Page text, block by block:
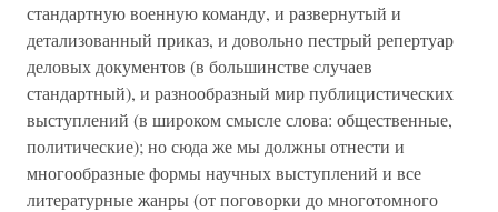
стандартную военную команду, и развернутый и
детализованный приказ, и довольно пестрый репертуар
деловых документов (в большинстве случаев
стандартный), и разнообразный мир публицистических
выступлений (в широком смысле слова: общественные,
политические); но сюда же мы должны отнести и
многообразные формы научных выступлений и все
литературные жанры (от поговорки до многотомного